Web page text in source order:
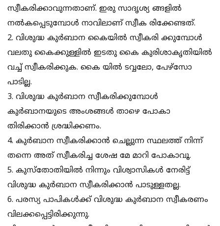
സ്വീകരിക്കാവുന്നതാണ്. ഇരു സാദൃശ്യ ങ്ങളില്‍
നല്‍കപ്പെടുമ്പോള്‍ നാവിലാണ് സ്വീക രിക്കേണ്ടത്.
2. വിശുദ്ധ കുര്‍ബാന കൈയില്‍ സ്വീകരി ക്കുമ്പോള്‍
വലതു കൈക്കുള്ളില്‍ ഇടതു കൈ കുരിശാകൃതിയില്‍
വച്ച് സ്വീകരിക്കുക. കൈ യില്‍ ടവ്വലോ, പേഴ്‌സോ
പാടില്ല.
3. വിശുദ്ധ കുര്‍ബാന സ്വീകരിക്കുമ്പോള്‍
കുര്‍ബാനയുടെ അംശങ്ങള്‍ താഴെ പോകാ
തിരിക്കാന്‍ ശ്രദ്ധിക്കണം.
4. കുര്‍ബാന സ്വീകരിക്കാന്‍ ചെല്ലുന്ന സ്ഥലത്ത് നിന്ന്
തന്നെ അത് സ്വീകരിച്ച ശേഷ മേ മാറി പോകാവൂ.
5. കുസ്‌തോതിയില്‍ നിന്നും വിശ്വാസികള്‍ നേരിട്ട്
വിശുദ്ധ കുര്‍ബാന സ്വീകരിക്കാന്‍ പാടുള്ളതല്ല.
6. പരസ്യ പാപികള്‍ക്ക് വിശുദ്ധ കുര്‍ബാന സ്വീകരണം
വിലക്കപ്പെട്ടിരിക്കുന്നു.